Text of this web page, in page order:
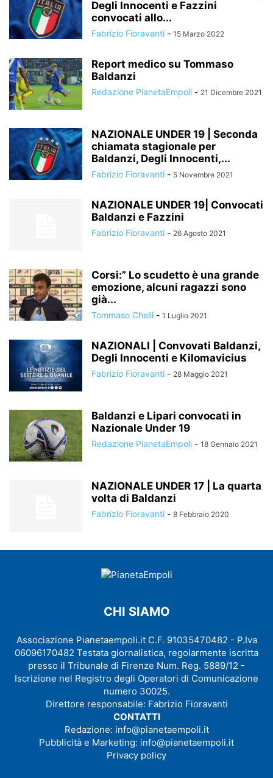
Degli Innocenti e Fazzini
convocati allo...
Fabrizio Fioravanti - 15 Marzo 2022
Report medico su Tommaso
Baldanzi
Redazione PianetaEmpoli - 21 Dicembre 2021
NAZIONALE UNDER 19 | Seconda
chiamata stagionale per
Baldanzi, Degli Innocenti,...
Fabrizio Fioravanti - 5 Novembre 2021
NAZIONALE UNDER 19| Convocati
Baldanzi e Fazzini
Fabrizio Fioravanti - 26 Agosto 2021
Corsi:” Lo scudetto è una grande
emozione, alcuni ragazzi sono
già...
Tommaso Chelli - 1 Luglio 2021
NAZIONALI | Convovati Baldanzi,
Degli Innocenti e Kilomavicius
Fabrizio Fioravanti - 28 Maggio 2021
Baldanzi e Lipari convocati in
Nazionale Under 19
Redazione PianetaEmpoli - 18 Gennaio 2021
NAZIONALE UNDER 17 | La quarta
volta di Baldanzi
Fabrizio Fioravanti - 8 Febbraio 2020
CHI SIAMO
Associazione Pianetaempoli.it C.F. 91035470482 - P.Iva
06096170482 Testata giornalistica, regolarmente iscritta
presso il Tribunale di Firenze Num. Reg. 5889/12 -
Iscrizione nel Registro degli Operatori di Comunicazione
numero 30025.
Direttore responsabile: Fabrizio Fioravanti
CONTATTI
Redazione: info@pianetaempoli.it
Pubblicità e Marketing: info@pianetaempoli.it
Privacy policy